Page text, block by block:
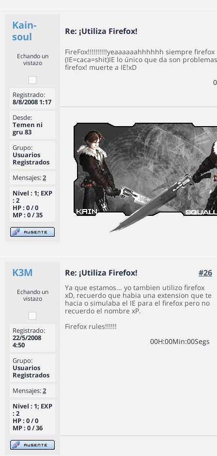
Kain-
soul
Re: ¡Utiliza Firefox!
Echando un
vistazo
Registrado:
8/8/2008 1:17
Desde:
Temen ni
gru 83
Grupo:
Usuarios
Registrados
Mensajes:2
Nivel : 1; EXP
: 2
HP : 0 / 0
MP : 0 / 35
FireFox!!!!!!!!!!yeaaaaaahhhhhh siempre firefox
(IE=caca=shit)IE lo único que da son
firefox! muerte a IE!xD
0
K3M Re: ¡Utiliza Firefox! #26
Echando un
vistazo
Registrado:
22/5/2008
4:50
Grupo:
Usuarios
Registrados
Mensajes:2
Nivel : 1; EXP
: 2
HP : 0 / 0
MP : 0 / 36
Ya que estamos... yo tambien utilizo firefox
xD, recuerdo que habia una extension que te
hacia o simulaba el IE para el firefox pero no
recuerdo el nombre xP.
Firefox rules!!!!!!
00H:00Min:00Segs